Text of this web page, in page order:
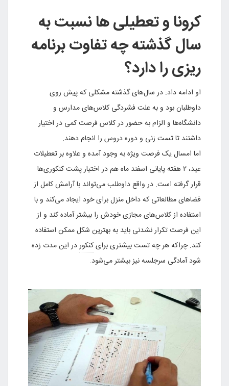
کرونا و تعطیلی ها نسبت به
سال گذشته چه تفاوت برنامه
ریزی را دارد؟
او ادامه داد: در سال‌های گذشته مشکلی که پیش روی
داوطلبان بود و به علت فشردگی کلاس‌های مدارس و
دانشگاه‌ها و الزام به حضور در کلاس فرصت کمی در اختیار
داشتند تا تست زنی و دوره دروس را انجام دهند.
اما امسال یک فرصت ویژه به وجود آمده و علاوه بر تعطیلات
عید، ۲ هفته پایانی اسفند ماه هم در اختیار پشت کنکوری‌ها
قرار گرفته است. در واقع داوطلب می‌تواند با آرامش کامل از
فضا‌های مطالعاتی که داخل منزل برای خود ایجاد می‌کند و با
استفاده از کلاس‌های مجازی خودش را بیشتر آماده کند و از
این فرصت تکرار نشدنی باید به بهترین شکل ممکن استفاده
کند. چراکه هر چه تست بیشتری برایکنکوردر این مدت زده
شود آمادگی سرجلسه نیز بیشتر می‌شود.